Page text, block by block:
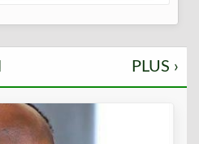
PLUS ›